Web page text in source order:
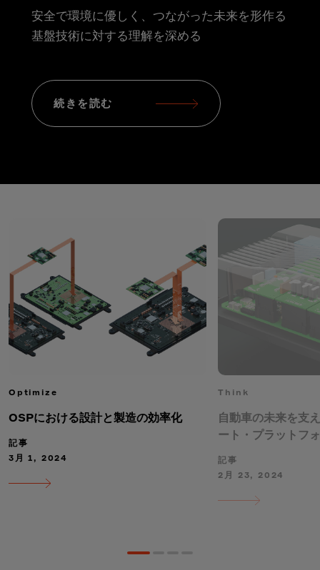
安全で環境に優しく、つながった未来を形作る
基盤技術に対する理解を深める
続きを読む
Optimize
OSPにおける設計と製造の効率化
記事
3月 1, 2024
Think
自動車の未来を支
ート・プラットフ
記事
2月 23, 2024